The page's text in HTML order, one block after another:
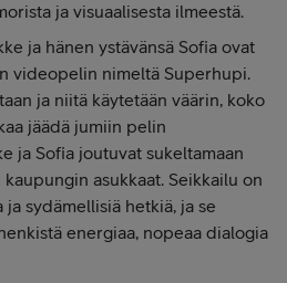
ja visuaalisesta ilmeestä.
ja hänen ystävänsä Sofia ovat
videopelin nimeltä Superhupi.
ja niitä käytetään väärin, koko
jäädä jumiin pelin
ja Sofia joutuvat sukeltamaan
asukkaat. Seikkailu on
sydämellisiä hetkiä, ja se
energiaa, nopeaa dialogia